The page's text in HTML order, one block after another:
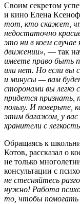
Своим секретом
и кино Елена
тот, кто скажет,
недостаточно
это ни в коем
движении», — так
имеете право быть
или нет. Но если вы
и минусы — вам
сторонами вы легко
придется признать,
пользу. И поверьте,
этим багажом, у
хранители с
Обращаясь к
Котов, рассказал о
не только
консультации с
не стесняйтесь
нужно! Работа
то, чтобы помогать